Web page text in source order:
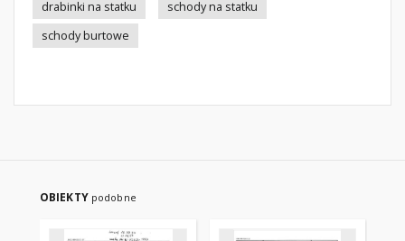
drabinki na statku
schody na statku
schody burtowe
OBIEKTY podobne